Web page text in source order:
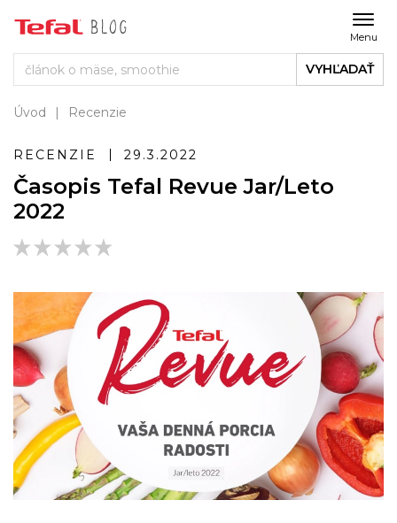
Menu
VYHĽADAŤ
Úvod Recenzie
RECENZIE 29.3.2022
Časopis Tefal Revue Jar/Leto
2022